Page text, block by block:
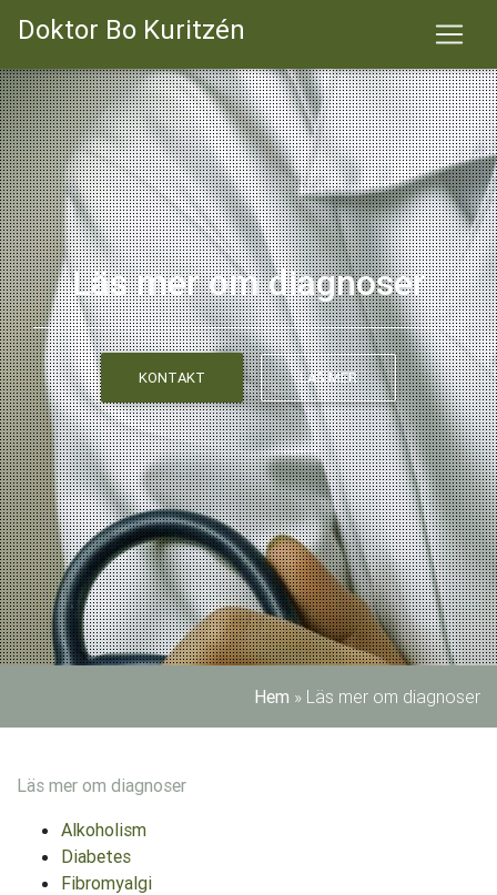
Doktor Bo Kuritzén
Läs mer om diagnoser
KONTAKT LÄS MER
Hem » Läs mer om diagnoser
Läs mer om diagnoser
Alkoholism
Diabetes
Fibromyalgi